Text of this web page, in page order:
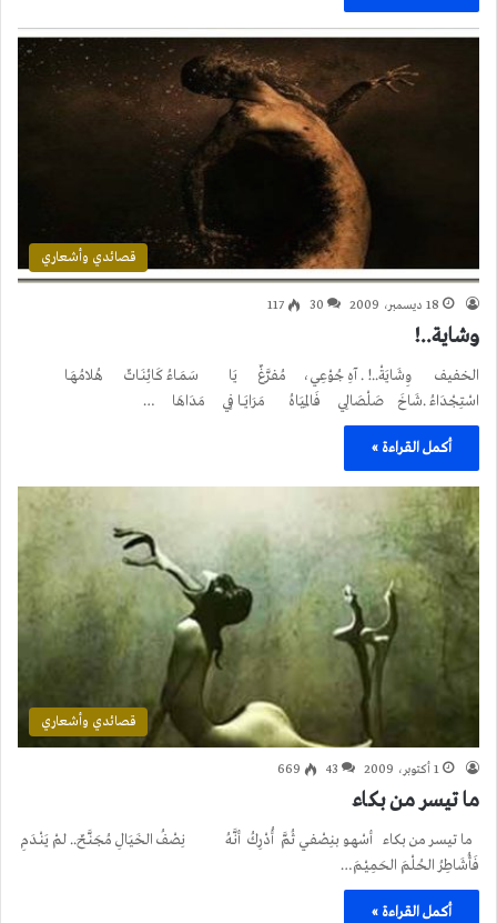
قصائدي وأشعاري
18 ديسمبر، 2009 30
117
وشاية..!
الخفيف وِشَايَةْ..! . آهِ جُوْعِي، مُفرَّغٌ يَا سَمَـاءُ كَائِنَـاتٌ هُلامُهَـا
اسْتِجْدَاءُ .شَاخَ صَلْصَالِي فَالمِيَاهُ مَرَايَــا فِي مَدَاهَا …
أكمل القراءة »
قصائدي وأشعاري
1 أكتوبر، 2009 43
669
ما تيسر من بكاء
ما تيسر من بكاء أسْهـو بنِصْفـي ثُمَّ أُدْرِكُ أنَّـهُ نِصْفُ الخَيَالِ مُجَنَّـحٌ.. لمْ يَنْـدَمِ
فَأُشَاطِرُ الحُلْمَ الحَمِيْـمَ…
أكمل القراءة »